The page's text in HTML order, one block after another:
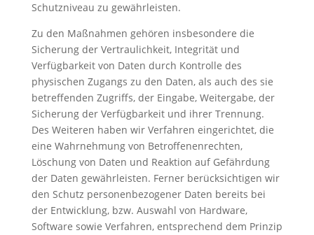
Schutzniveau zu gewährleisten.
Zu den Maßnahmen gehören insbesondere die
Sicherung der Vertraulichkeit, Integrität und
Verfügbarkeit von Daten durch Kontrolle des
physischen Zugangs zu den Daten, als auch des sie
betreffenden Zugriffs, der Eingabe, Weitergabe, der
Sicherung der Verfügbarkeit und ihrer Trennung.
Des Weiteren haben wir Verfahren eingerichtet, die
eine Wahrnehmung von Betroffenenrechten,
Löschung von Daten und Reaktion auf Gefährdung
der Daten gewährleisten. Ferner berücksichtigen wir
den Schutz personenbezogener Daten bereits bei
der Entwicklung, bzw. Auswahl von Hardware,
Software sowie Verfahren, entsprechend dem Prinzip